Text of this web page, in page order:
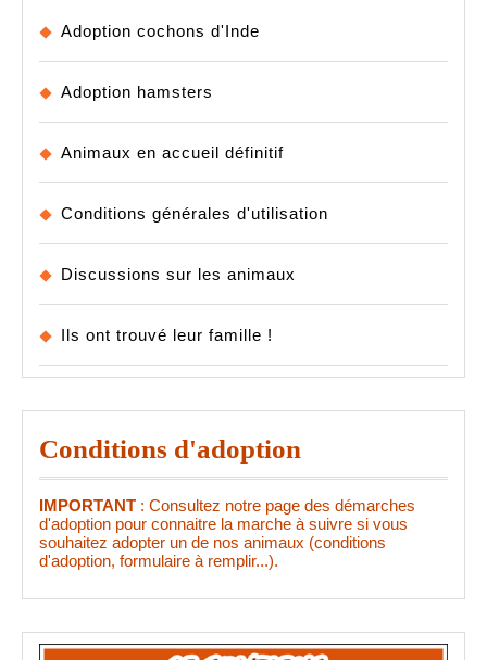
Adoption cochons d'Inde
Adoption hamsters
Animaux en accueil définitif
Conditions générales d'utilisation
Discussions sur les animaux
Ils ont trouvé leur famille !
Conditions d'adoption
IMPORTANT : Consultez notre page des démarches
d'adoption pour connaitre la marche à suivre si vous
souhaitez adopter un de nos animaux (conditions
d'adoption, formulaire à remplir...).